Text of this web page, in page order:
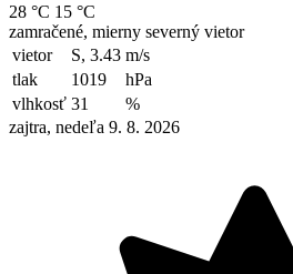
28 °C 15 °C
zamračené, mierny severný vietor
vietor
S, 3.43 m/s
tlak
1019
hPa
vlhkosť 31
%
zajtra, nedeľa 9. 8. 2026